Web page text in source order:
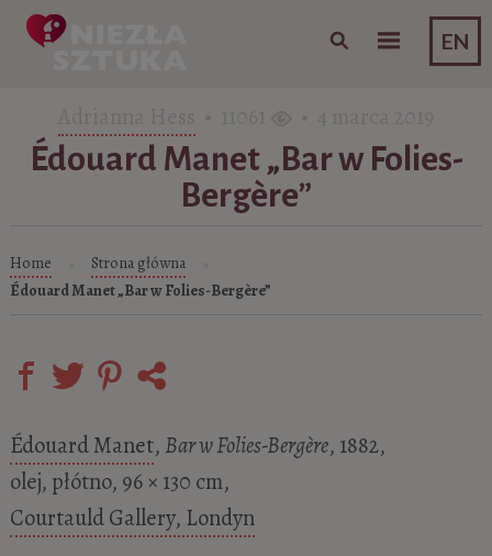
EN
Skip to content
Édouard Manet „Bar w Folies-
Bergère”
Home Strona główna
Édouard Manet „Bar w Folies-Bergère”
Édouard Manet, Bar w Folies-Bergère, 1882,
olej, płótno, 96 × 130 cm,
Courtauld Gallery, Londyn